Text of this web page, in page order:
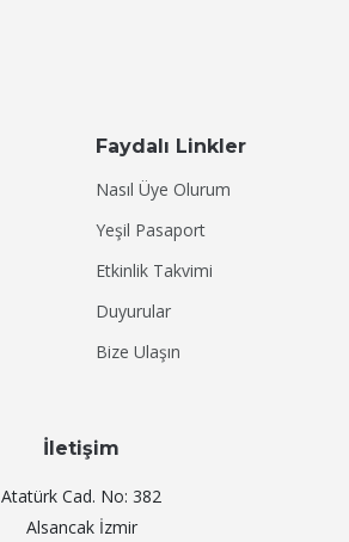
Faydalı Linkler
Nasıl Üye Olurum
Yeşil Pasaport
Etkinlik Takvimi
Duyurular
Bize Ulaşın
İletişim
Atatürk Cad. No: 382
Alsancak İzmir